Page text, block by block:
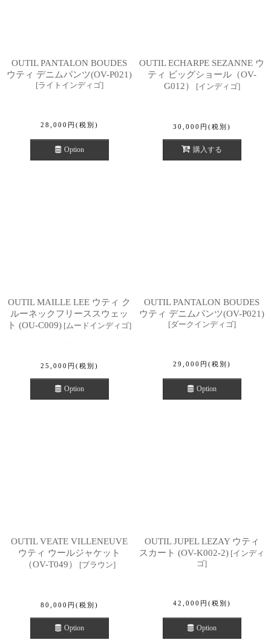
OUTIL PANTALON BOUDES
ウティ デニムパンツ(OV-P021)
[ライトインディゴ]
28,000 円 (税別)
Option
OUTIL ECHARPE SEZANNE ウ
ティ ビッグショール（OV-
G012）
[インディゴ]
30,000 円 (税別)
購入する
OUTIL MAILLE LEE ウティ ク
ルーネックフリーススウェッ
ト (OU-C009) [ムードインディゴ]
25,000 円 (税別)
Option
OUTIL PANTALON BOUDES
ウティ デニムパンツ(OV-P021)
[ダークインディゴ]
29,000 円 (税別)
Option
OUTIL VEATE VILLENEUVE
ウティ ウールジャケット
（OV-T049）
[ブラウン]
80,000 円 (税別)
Option
OUTIL JUPEL LEZAY ウティ
スカート (OV-K002-2) [インディ
ゴ]
42,000 円 (税別)
Option